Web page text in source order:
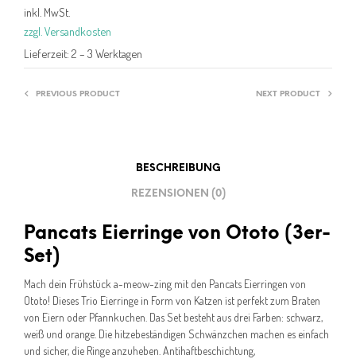
inkl. MwSt.
zzgl. Versandkosten
Lieferzeit: 2 – 3 Werktagen
PREVIOUS PRODUCT NEXT PRODUCT
BESCHREIBUNG
REZENSIONEN (0)
Pancats Eierringe von Ototo (3er-
Set)
Mach dein Frühstück a-meow-zing mit den Pancats Eierringen von
Ototo! Dieses Trio Eierringe in Form von Katzen ist perfekt zum Braten
von Eiern oder Pfannkuchen. Das Set besteht aus drei Farben: schwarz,
weiß und orange. Die hitzebeständigen Schwänzchen machen es einfach
und sicher, die Ringe anzuheben. Antihaftbeschichtung,